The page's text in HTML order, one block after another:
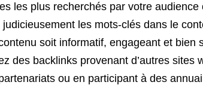
les plus recherchés par votre audience
les mots-clés dans le
soit informatif, engageant et bien
des backlinks provenant d’autres
ou en participant à des